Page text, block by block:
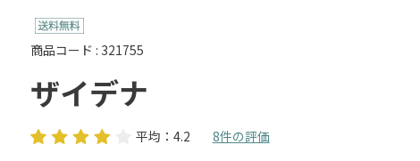
商品コード : 321755
ザイデナ
平均：4.2 8件の評価